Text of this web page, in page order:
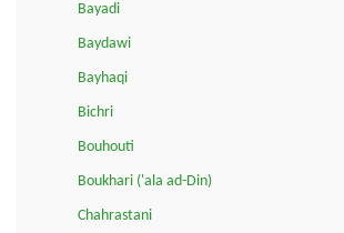
Bayadi
Baydawi
Bayhaqi
Bichri
Bouhouti
Boukhari ('ala ad-Din)
Chahrastani